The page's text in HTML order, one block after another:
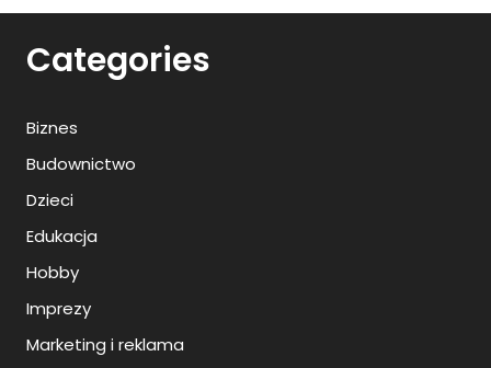
Categories
Biznes
Budownictwo
Dzieci
Edukacja
Hobby
Imprezy
Marketing i reklama